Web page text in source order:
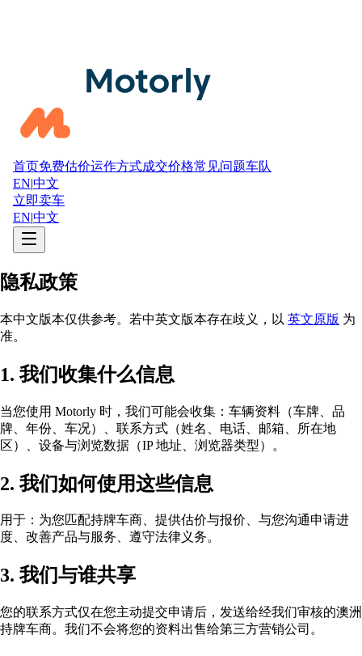
首页免费估价运作方式成交价格常见问题车队
EN|中文
立即卖车
EN|中文
隐私政策
本中文版本仅供参考。若中英文版本存在歧义，以 英文原版 为
准。
1. 我们收集什么信息
当您使用 Motorly 时，我们可能会收集：车辆资料（车牌、品
牌、年份、车况）、联系方式（姓名、电话、邮箱、所在地
区）、设备与浏览数据（IP 地址、浏览器类型）。
2. 我们如何使用这些信息
用于：为您匹配持牌车商、提供估价与报价、与您沟通申请进
度、改善产品与服务、遵守法律义务。
3. 我们与谁共享
您的联系方式仅在您主动提交申请后，发送给经我们审核的澳洲
持牌车商。我们不会将您的资料出售给第三方营销公司。